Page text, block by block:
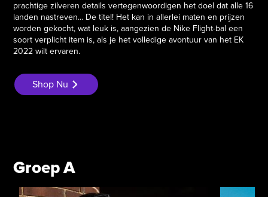
prachtige zilveren details vertegenwoordigen het doel dat alle 16
landen nastreven... De titel! Het kan in allerlei maten en prijzen
worden gekocht, wat leuk is, aangezien de Nike Flight-bal een
soort verplicht item is, als je het volledige avontuur van het EK
2022 wilt ervaren.
Shop Nu
Groep A